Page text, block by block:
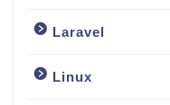
Laravel
Linux